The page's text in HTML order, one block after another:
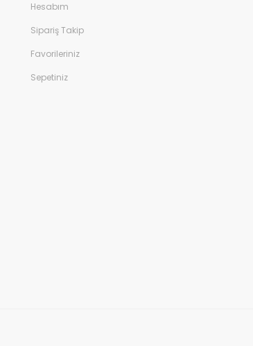
Hesabım
Sipariş Takip
Favorileriniz
Sepetiniz